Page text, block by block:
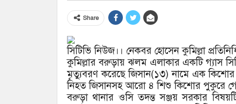
Share
সিটিভি নিউজ।। নেকবর হোসেন কুমিল্লা
কুমিল্লার বরুড়ায় ঝলম এলাকার একটি গ্যাস
মৃত্যুবরণ করেছে জিসান(১৩) নামে এক
নিহত জিসানসহ আরো ৪ শিশু কিশোর পুকুরে
বরুড়া থানার ওসি তদন্ত সঞ্জয় সরকার